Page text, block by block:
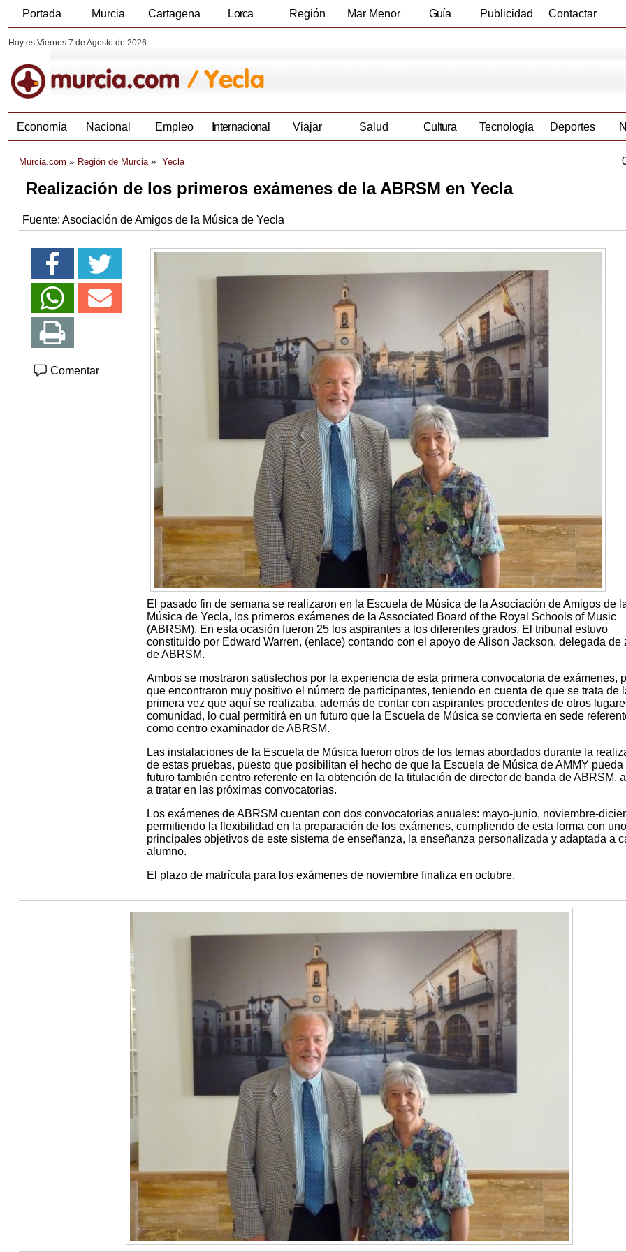
Portada Murcia Cartagena Lorca Región Mar Menor Guía Publicidad Contactar
Hoy es Viernes 7 de Agosto de 2026
Economía Nacional Empleo Internacional Viajar Salud Cultura Tecnología Deportes
Murcia.com Región de Murcia Yecla
Realización de los primeros exámenes de la ABRSM en Yecla
Fuente: Asociación de Amigos de la Música de Yecla
Comentar
El pasado fin de semana se realizaron en la Escuela de Música de la Asociación de Amigos de
Música de Yecla, los primeros exámenes de la Associated Board of the Royal Schools of Music
(ABRSM). En esta ocasión fueron 25 los aspirantes a los diferentes grados. El tribunal estuvo
constituido por Edward Warren, (enlace) contando con el apoyo de Alison Jackson, delegada de
de ABRSM.
Ambos se mostraron satisfechos por la experiencia de esta primera convocatoria de exámenes,
que encontraron muy positivo el número de participantes, teniendo en cuenta de que se trata de
primera vez que aquí se realizaba, además de contar con aspirantes procedentes de otros
comunidad, lo cual permitirá en un futuro que la Escuela de Música se convierta en sede
como centro examinador de ABRSM.
Las instalaciones de la Escuela de Música fueron otros de los temas abordados durante la
de estas pruebas, puesto que posibilitan el hecho de que la Escuela de Música de AMMY pueda
futuro también centro referente en la obtención de la titulación de director de banda de ABRSM,
a tratar en las próximas convocatorias.
Los exámenes de ABRSM cuentan con dos convocatorias anuales: mayo-junio, noviembre-
permitiendo la flexibilidad en la preparación de los exámenes, cumpliendo de esta forma con
principales objetivos de este sistema de enseñanza, la enseñanza personalizada y adaptada a
alumno.
El plazo de matrícula para los exámenes de noviembre finaliza en octubre.